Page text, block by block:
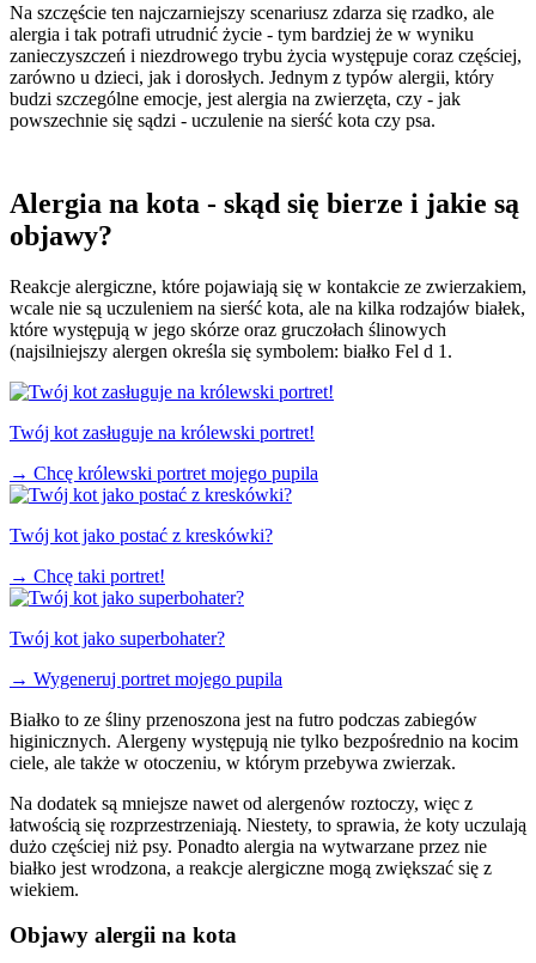
Na szczęście ten najczarniejszy scenariusz zdarza się rzadko, ale
alergia i tak potrafi utrudnić życie - tym bardziej że w wyniku
zanieczyszczeń i niezdrowego trybu życia występuje coraz częściej,
zarówno u dzieci, jak i dorosłych. Jednym z typów alergii, który
budzi szczególne emocje, jest alergia na zwierzęta, czy - jak
powszechnie się sądzi - uczulenie na sierść kota czy psa.
Alergia na kota - skąd się bierze i jakie są
objawy?
Reakcje alergiczne, które pojawiają się w kontakcie ze zwierzakiem,
wcale nie są uczuleniem na sierść kota, ale na kilka rodzajów białek,
które występują w jego skórze oraz gruczołach ślinowych
(najsilniejszy alergen określa się symbolem: białko Fel d 1.
Twój kot zasługuje na królewski portret!
→ Chcę królewski portret mojego pupila
Twój kot jako postać z kreskówki?
→ Chcę taki portret!
Twój kot jako superbohater?
→ Wygeneruj portret mojego pupila
Białko to ze śliny przenoszona jest na futro podczas zabiegów
higinicznych. Alergeny występują nie tylko bezpośrednio na kocim
ciele, ale także w otoczeniu, w którym przebywa zwierzak.
Na dodatek są mniejsze nawet od alergenów roztoczy, więc z
łatwością się rozprzestrzeniają. Niestety, to sprawia, że koty uczulają
dużo częściej niż psy. Ponadto alergia na wytwarzane przez nie
białko jest wrodzona, a reakcje alergiczne mogą zwiększać się z
wiekiem.
Objawy alergii na kota